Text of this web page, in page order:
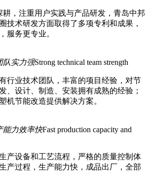
耕，注重用户实践与产品研发，青岛中邦
技术研发方面取得了多项专利和成果，
服务更专业。
队实力强Strong technical team strength
行业技术团队，丰富的项目经验，对节
、设计、制造、安装拥有成熟的经验；
机节能改造提供解决方案。
能力效率快Fast production capacity and
产设备和工艺流程，严格的质量控制体
产过程，生产能力快，成品出厂，全部